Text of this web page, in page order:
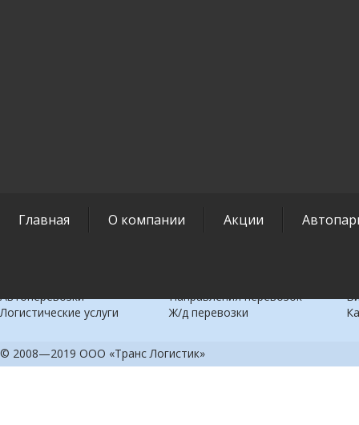
Главная О компании Акции
Автоперевозки
Логистические услуги
Направления перевозок
Ж/д перевозки
© 2008—2019 ООО «Транс Логистик»